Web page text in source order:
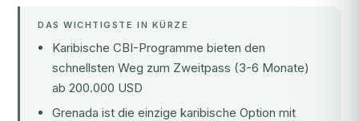
DAS WICHTIGSTE IN KÜRZE
Karibische CBI-Programme bieten den
schnellsten Weg zum Zweitpass (3-6 Monate)
ab 200.000 USD
Grenada ist die einzige karibische Option mit